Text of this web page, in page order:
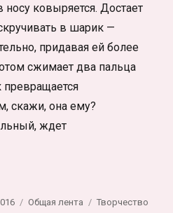
носу ковыряется. Достает
в шарик —
придавая ей более
сжимает два пальца
скажи, она ему?
ждет
Рубрики
Общая лента Метки
Творчество